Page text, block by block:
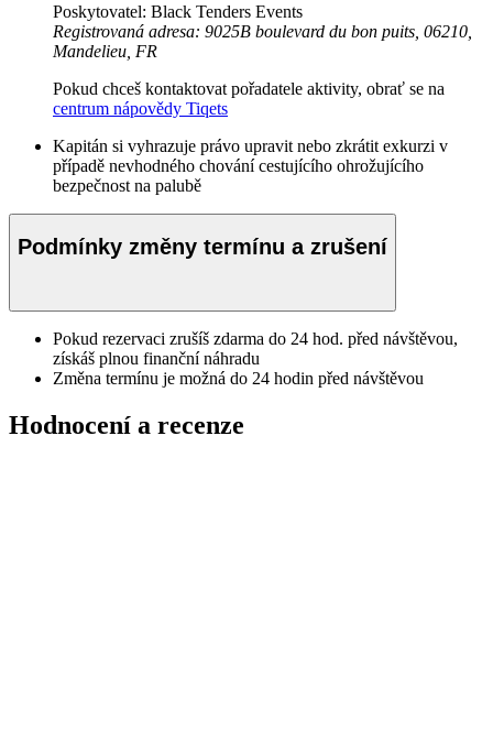
Poskytovatel: Black Tenders Events
Registrovaná adresa: 9025B boulevard du bon puits, 06210,
Mandelieu, FR
Pokud chceš kontaktovat pořadatele aktivity, obrať se na
centrum nápovědy Tiqets
Kapitán si vyhrazuje právo upravit nebo zkrátit exkurzi v
případě nevhodného chování cestujícího ohrožujícího
bezpečnost na palubě
Podmínky změny termínu a zrušení
Pokud rezervaci zrušíš zdarma do 24 hod. před návštěvou,
získáš plnou finanční náhradu
Změna termínu je možná do 24 hodin před návštěvou
Hodnocení a recenze